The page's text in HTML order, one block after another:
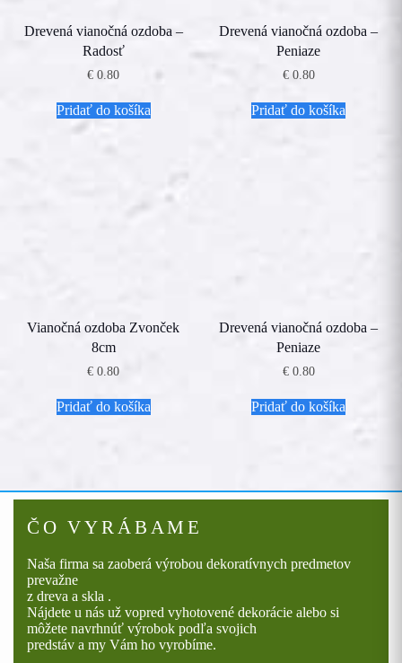
Drevená vianočná ozdoba –
Radosť
€ 0.80
Pridať do košíka
Drevená vianočná ozdoba –
Peniaze
€0.80
Pridať do košíka
Vianočná ozdoba Zvonček
8cm
€ 0.80
Pridať do košíka
Drevená vianočná ozdoba –
Peniaze
€0.80
Pridať do košíka
ČO VYRÁBAME
Naša firma sa zaoberá výrobou dekoratívnych predmetov
prevažne
z dreva a skla .
Nájdete u nás už vopred vyhotovené dekorácie alebo si
môžete navrhnúť výrobok podľa svojich
predstáv a my Vám ho vyrobíme.